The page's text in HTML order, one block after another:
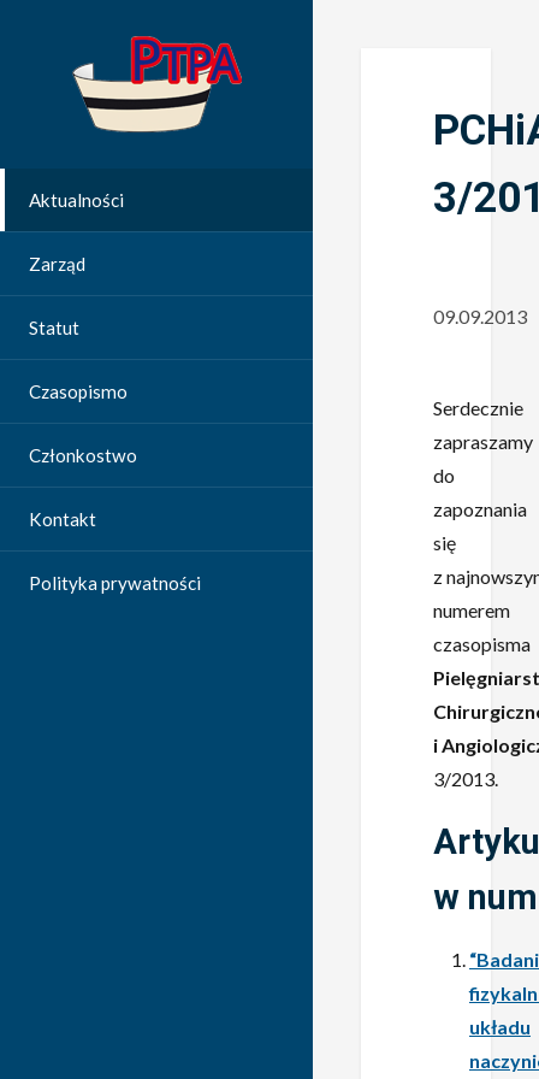
Aktualności
Zarząd
Statut
Czasopismo
Członkostwo
Kontakt
Polityka prywatności
3/
09.09.2013
Serdecznie
zapraszamy
do
zapoznania
się
z
numerem
czasopisma
i
3/2013.
w
układu